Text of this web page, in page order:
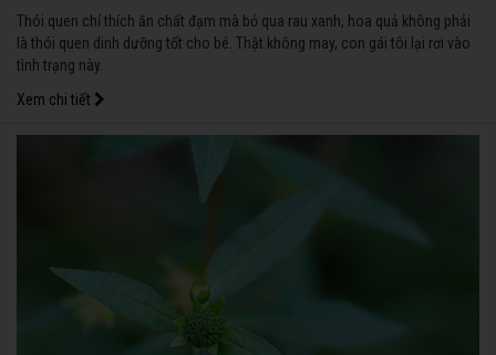
Thói quen chỉ thích ăn chất đạm mà bỏ qua rau xanh, hoa quả không phải
là thói quen dinh dưỡng tốt cho bé. Thật không may, con gái tôi lại rơi vào
tình trạng này.
Xem chi tiết